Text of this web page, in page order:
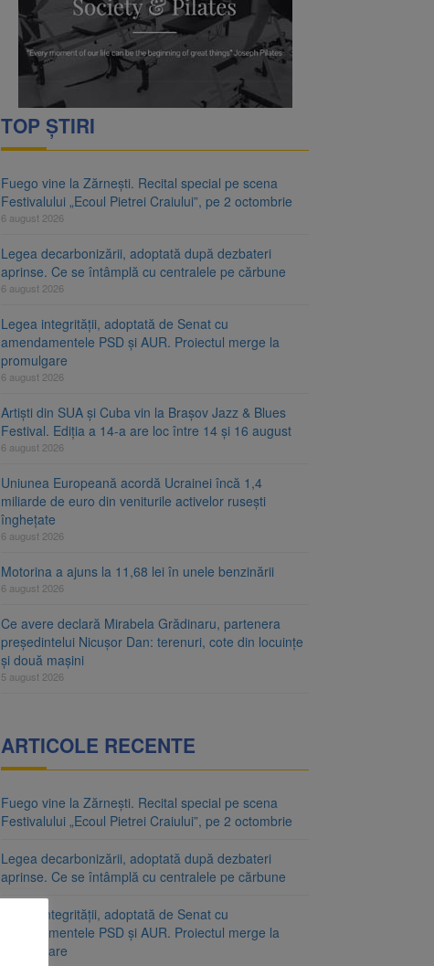
TOP ȘTIRI
Fuego vine la Zărnești. Recital special pe scena
Festivalului „Ecoul Pietrei Craiului”, pe 2 octombrie
6 august 2026
Legea decarbonizării, adoptată după dezbateri
aprinse. Ce se întâmplă cu centralele pe cărbune
6 august 2026
Legea integrității, adoptată de Senat cu
amendamentele PSD și AUR. Proiectul merge la
promulgare
6 august 2026
Artiști din SUA și Cuba vin la Brașov Jazz & Blues
Festival. Ediția a 14-a are loc între 14 și 16 august
6 august 2026
Uniunea Europeană acordă Ucrainei încă 1,4
miliarde de euro din veniturile activelor rusești
înghețate
6 august 2026
Motorina a ajuns la 11,68 lei în unele benzinării
6 august 2026
Ce avere declară Mirabela Grădinaru, partenera
președintelui Nicușor Dan: terenuri, cote din locuințe
și două mașini
5 august 2026
ARTICOLE RECENTE
Fuego vine la Zărnești. Recital special pe scena
Festivalului „Ecoul Pietrei Craiului”, pe 2 octombrie
Legea decarbonizării, adoptată după dezbateri
aprinse. Ce se întâmplă cu centralele pe cărbune
Legea integrității, adoptată de Senat cu
amendamentele PSD și AUR. Proiectul merge la
promulgare